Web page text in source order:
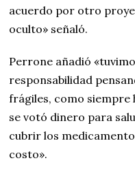
acuerdo por otro
oculto» señaló.
Perrone añadió
responsabilidad
frágiles, como siempre
se votó dinero para
cubrir los
costo».